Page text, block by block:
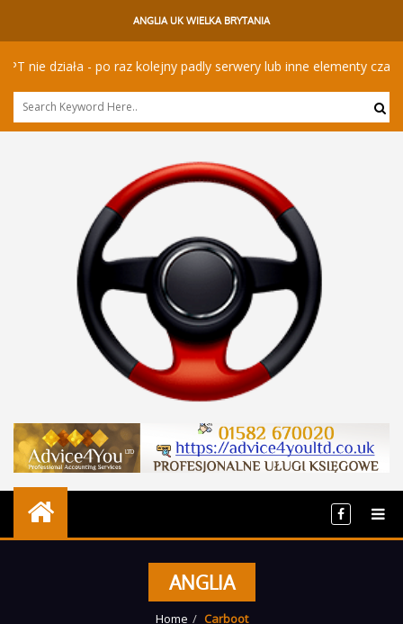
ANGLIA UK WIELKA BRYTANIA
działa - po raz kolejny padly serwery lub inne elementy czatbota
ANGLIA
Home Carboot